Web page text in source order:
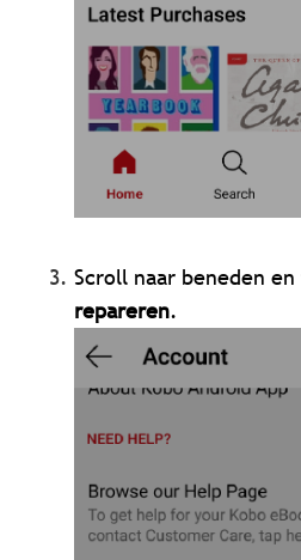
Scroll naar beneden
repareren.